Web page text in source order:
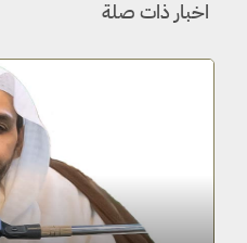
اخبار ذات صلة